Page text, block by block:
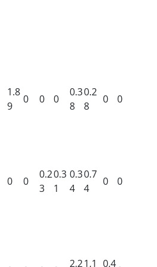
1.8
9
0 0 0
0.3
8
0.2
8
0 0
0 0
0.2
3
0.3
1
0.3
4
0.7
4
0 0
2.21.1 0.4